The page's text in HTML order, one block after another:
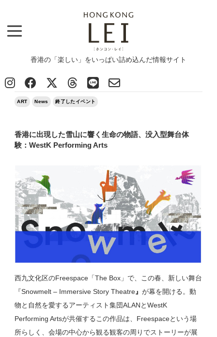
香港の「楽しい」をいっぱい詰め込んだ情報サイト
ART
>
2026/04/07
ART News 終了したイベント
香港に出現した雪山に響く生命の物語、没入型舞台体
験：WestK Performing Arts
西九文化区のFreespace「The Box」で、この春、新しい舞台
『Snowmelt – Immersive Story Theatre』が幕を開ける。動
物と自然を愛するアーティスト集団ALANとWestK
Performing Artsが共催するこの作品は、Freespaceという場
所らしく、会場の中心から観る観客の周りでストーリーが展